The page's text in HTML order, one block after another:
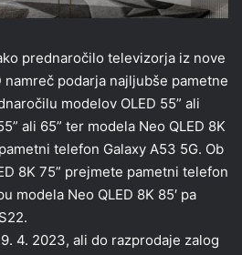
prednaročilo televizorja iz nove
namreč podarja najljubše pametne
modelov OLED 55” ali
ali 65” ter modela Neo QLED 8K
telefon Galaxy A53 5G. Ob
8K 75” prejmete pametni telefon
modela Neo QLED 8K 85′ pa
4. 2023, ali do razprodaje zalog